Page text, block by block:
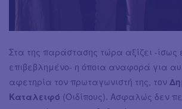
Στα της παράστασης τώρα αξίζει -ίσως
επιβεβλημένο- η όποια αναφορά για
αφετηρία τον πρωταγωνιστή της, τον
Καταλειφό (Οιδίπους). Ασφαλώς δεν